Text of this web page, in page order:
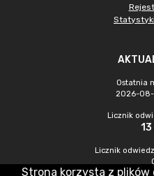
Ostatnia
2026-08-
Licznik
Licznik
Strona korzysta z plików